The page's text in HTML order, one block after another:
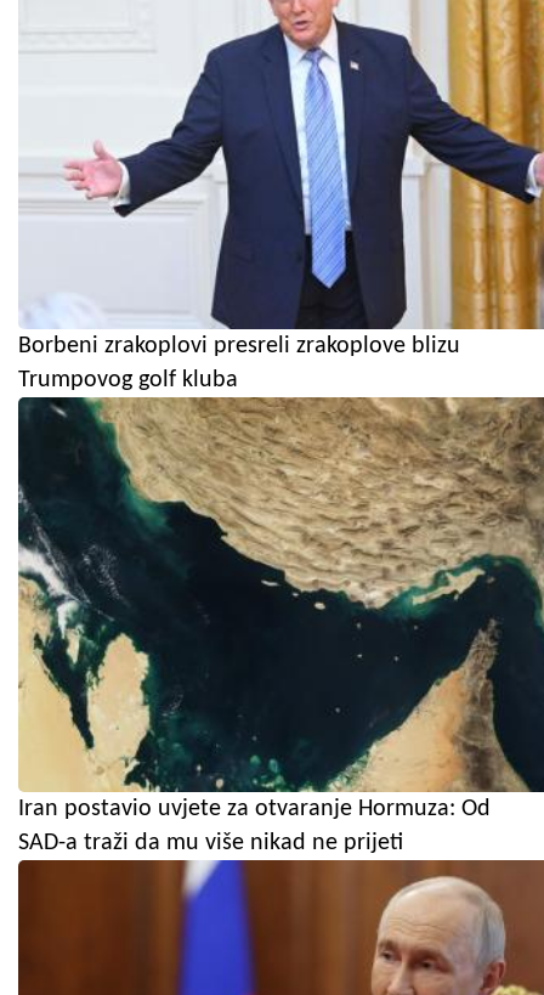
Borbeni zrakoplovi presreli zrakoplove blizu
Trumpovog golf kluba
Iran postavio uvjete za otvaranje Hormuza: Od
SAD-a traži da mu više nikad ne prijeti